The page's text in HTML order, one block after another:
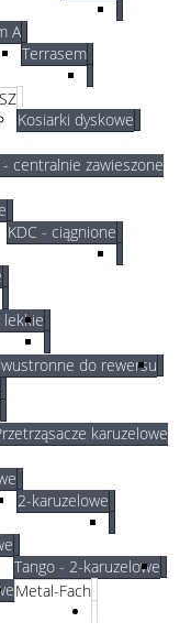
A
Terrasem
Kosiarki dyskowe
- centralnie zawieszone
KDC - ciągnione
lekkie
do rewersu
karuzelowe
2-karuzelowe
Tango - 2-karuzelowe
Metal-Fach